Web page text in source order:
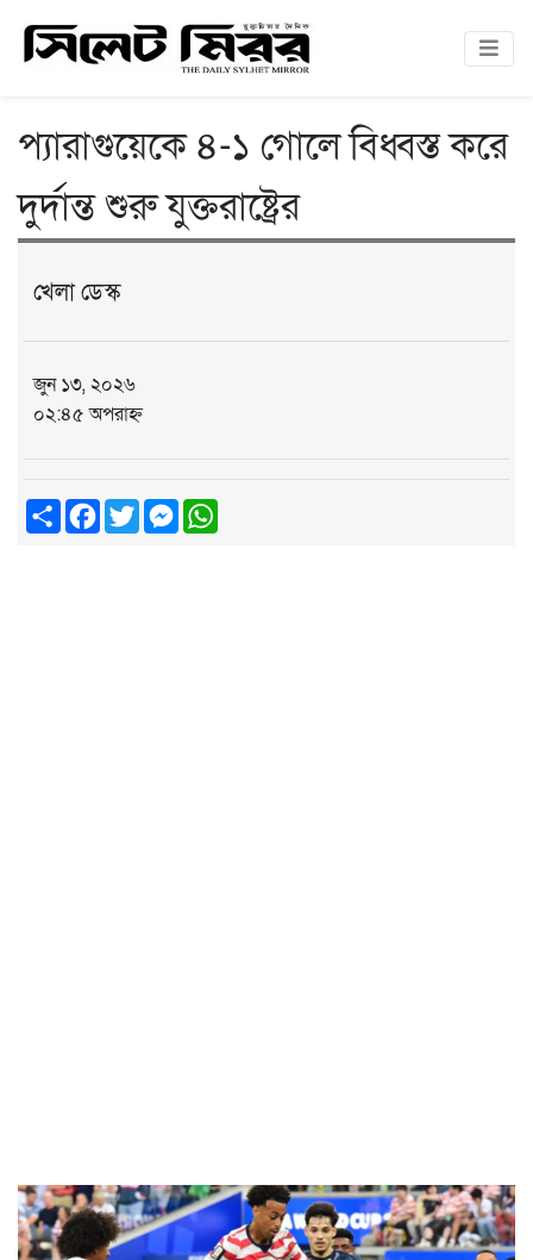
প্যারাগুয়েকে ৪-১ গোলে বিধ্বস্ত করে
দুর্দান্ত শুরু যুক্তরাষ্ট্রের
খেলা ডেস্ক
জুন ১৩, ২০২৬
০২:৪৫ অপরাহ্ন
ShareFacebook
TwitterMessenger